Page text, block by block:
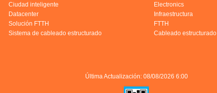
Ciudad inteligente
Datacenter
Solución FTTH
Sistema de cableado estructurado
Electronics
Infraestructura
FTTH
Cableado estructurado
Última Actualización: 08/08/2026 6:00